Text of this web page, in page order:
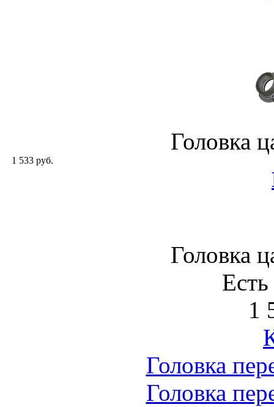
Головка
1 533 руб.
Головка
1
Головка
Головка